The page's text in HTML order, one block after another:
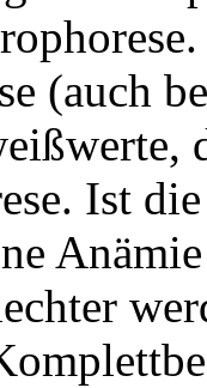
(auch
Ist